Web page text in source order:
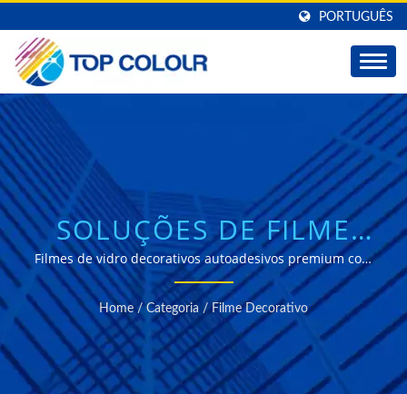
PORTUGUÊS
SOLUÇÕES DE FILME
DECORATIVO PARA
JANELAS PARA DESIGN
DE INTERIORES
MODERNO
Filmes de vidro decorativos autoadesivos premium com
padrões personalizáveis e construção em poliéster
durável para aplicações residenciais e comerciais
Home / Categoria / Filme Decorativo